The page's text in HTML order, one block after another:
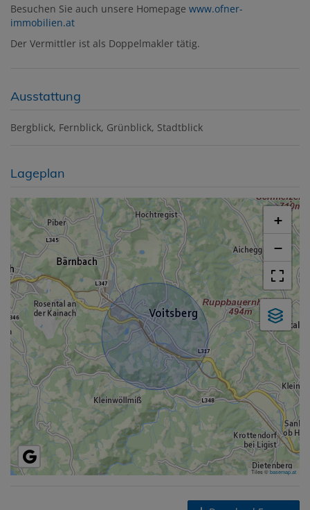
Besuchen Sie auch unsere Homepage www.ofner-
immobilien.at
Der Vermittler ist als Doppelmakler tätig.
Ausstattung
Bergblick Fernblick Grünblick Stadtblick
Lageplan
+
−
Tiles ©basemap.at